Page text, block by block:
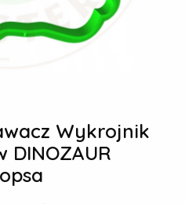
Wykrojnik
DINOZAUR